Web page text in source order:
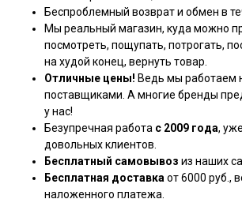
Беспроблемный возврат и обмен в
Мы реальный магазин, куда можно
посмотреть, пощупать, потрогать,
на худой конец, вернуть товар.
Отличные цены! Ведь мы работаем
поставщиками. А многие бренды
у нас!
Безупречная работа с 2009 года,
довольных клиентов.
Бесплатный самовывоз из наших
Бесплатная доставка от 6000 руб.,
наложенного платежа.